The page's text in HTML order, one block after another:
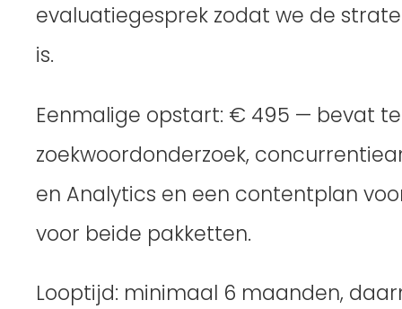
evaluatiegesprek zodat we de
is.
Eenmalige opstart: € 495 — bevat
zoekwoordonderzoek,
en Analytics en een contentplan
voor beide pakketten.
Looptijd: minimaal 6 maanden,